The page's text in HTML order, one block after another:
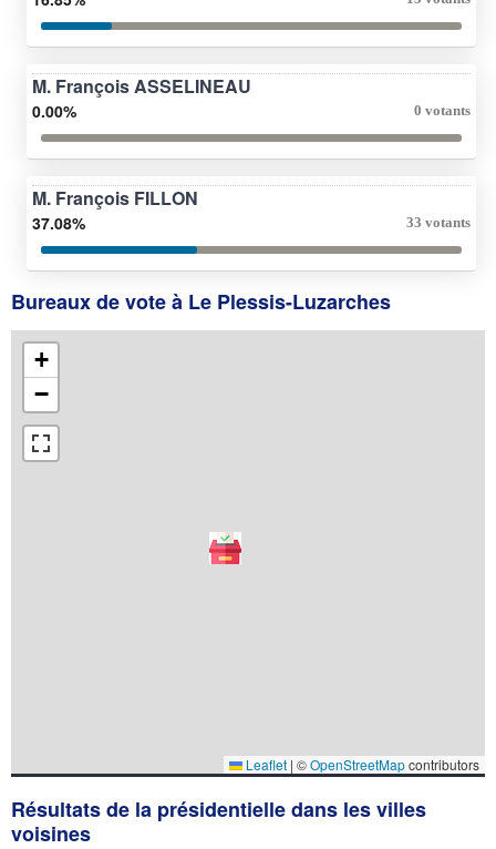
M. François ASSELINEAU
0.00% 0 votants
M. François FILLON
37.08% 33 votants
Bureaux de vote à Le Plessis-Luzarches
+
−
Leaflet | ©OpenStreetMapcontributors
Résultats de la présidentielle dans les villes
voisines